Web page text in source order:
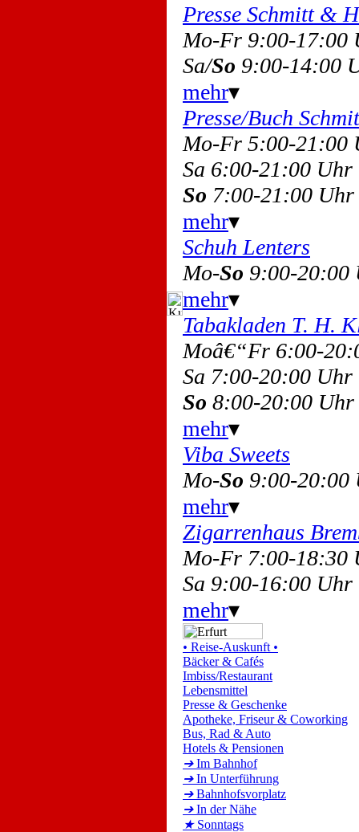
Presse Schmitt &
Mo-Fr 9:00-
Sa/So 9:00-14:00
mehr▾
Presse/Buch
Mo-Fr 5:00-
Sa 6:00-21:00
So 7:00-21:00 Uhr
mehr▾
Schuh Lenters
Mo-So 9:00-20:00
mehr▾
Tabakladen T. H.
Moâ€“Fr 6:00-
Sa 7:00-20:00
So 8:00-20:00 Uhr
mehr▾
Viba Sweets
Mo-So 9:00-20:00
mehr▾
Zigarrenhaus
Mo-Fr 7:00-
Sa 9:00-16:00 Uhr
mehr▾
• Reise-Auskunft •
Bäcker & Cafés
Imbiss/Restaurant
Lebensmittel
Presse & Geschenke
Apotheke, Friseur & Coworking
Bus, Rad & Auto
Hotels & Pensionen
➔Im Bahnhof
➔In Unterführung
➔Bahnhofsvorplatz
➔In der Nähe
★ Sonntags